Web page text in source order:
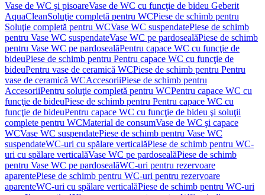
Vase de WC şi pisoareVase de WC cu funcţie de bideu Geberit
AquaCleanSoluţie completă pentru WCPiese de schimb pentru
Soluţie completă pentru WCVase WC suspendatePiese de schimb
pentru Vase WC suspendateVase WC pe pardosealăPiese de schimb
pentru Vase WC pe pardosealăPentru capace WC cu funcţie de
bideuPiese de schimb pentru Pentru capace WC cu funcţie de
bideuPentru vase de ceramică WCPiese de schimb pentru Pentru
vase de ceramică WCAccesoriiPiese de schimb pentru
AccesoriiPentru soluţie completă pentru WCPentru capace WC cu
funcţie de bideuPiese de schimb pentru Pentru capace WC cu
funcţie de bideuPentru capace WC cu funcţie de bideu şi soluţii
complete pentru WCMaterial de consumVase de WC şi capace
WCVase WC suspendatePiese de schimb pentru Vase WC
suspendateWC-uri cu spălare verticalăPiese de schimb pentru WC-
uri cu spălare verticalăVase WC pe pardosealăPiese de schimb
pentru Vase WC pe pardosealăWC-uri pentru rezervoare
aparentePiese de schimb pentru WC-uri pentru rezervoare
aparenteWC-uri cu spălare verticalăPiese de schimb pentru WC-uri